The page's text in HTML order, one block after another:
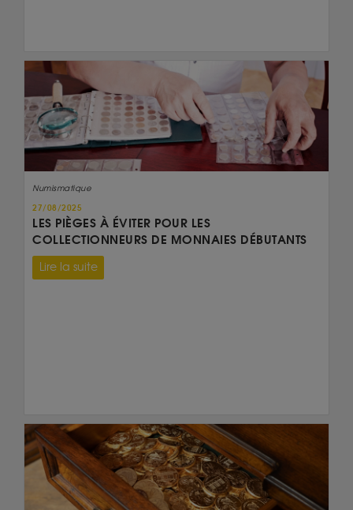
Numismatique
27/08/2025
LES PIÈGES À ÉVITER POUR LES
COLLECTIONNEURS DE MONNAIES DÉBUTANTS
Lire la suite